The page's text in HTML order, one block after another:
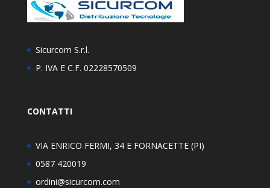
Sicurcom S.r.l.
P. IVA E C.F. 02228570509
CONTATTI
VIA ENRICO FERMI, 34 E FORNACETTE (PI)
0587 420019
ordini@sicurcom.com